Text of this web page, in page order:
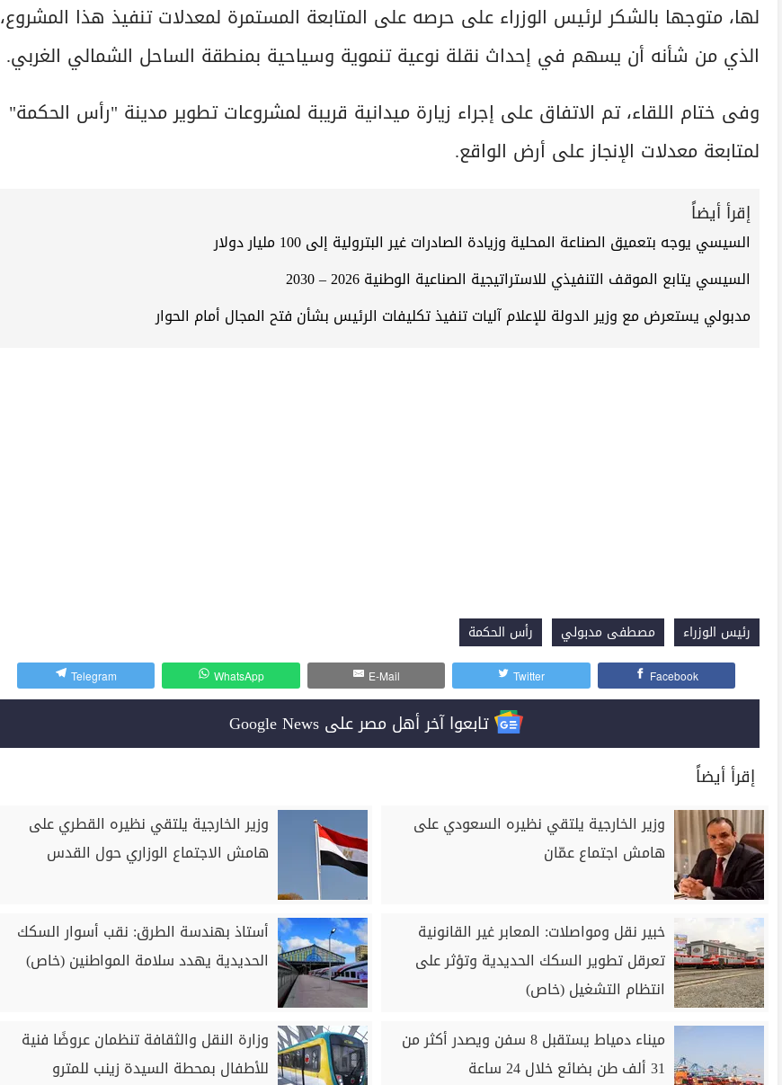
لها، متوجها بالشكر لرئيس الوزراء على حرصه على المتابعة المستمرة لمعدلات تنفيذ هذا المشروع،
الذي من شأنه أن يسهم في إحداث نقلة نوعية تنموية وسياحية بمنطقة الساحل الشمالي الغربي.
وفى ختام اللقاء، تم الاتفاق على إجراء زيارة ميدانية قريبة لمشروعات تطوير مدينة "رأس الحكمة"
لمتابعة معدلات الإنجاز على أرض الواقع.
إقرأ أيضاً
السيسي يوجه بتعميق الصناعة المحلية وزيادة الصادرات غير البترولية إلى 100 مليار دولار
السيسي يتابع الموقف التنفيذي للاستراتيجية الصناعية الوطنية 2026 – 2030
مدبولي يستعرض مع وزير الدولة للإعلام آليات تنفيذ تكليفات الرئيس بشأن فتح المجال أمام الحوار
رئيس الوزراء مصطفى مدبولي رأس الحكمة
Facebook
Twitter
E-Mail
WhatsApp
Telegram
تابعوا آخر أهل مصر على Google News
إقرأ أيضاً
وزير الخارجية يلتقي نظيره السعودي على
هامش اجتماع عمّان
وزير الخارجية يلتقي نظيره القطري على
هامش الاجتماع الوزاري حول القدس
خبير نقل ومواصلات: المعابر غير القانونية
تعرقل تطوير السكك الحديدية وتؤثر على
انتظام التشغيل (خاص)
أستاذ بهندسة الطرق: نقب أسوار السكك
الحديدية يهدد سلامة المواطنين (خاص)
ميناء دمياط يستقبل 8 سفن ويصدر أكثر من
31 ألف طن بضائع خلال 24 ساعة
وزارة النقل والثقافة تنظمان عروضًا فنية
للأطفال بمحطة السيدة زينب للمترو